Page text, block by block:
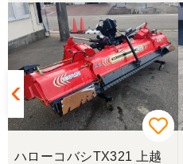
スタッフの鈴木さんが
対応頂きました。 あ
が、今後も農機具を買
ようと思います。
三重県／miraisann
写真と現物が違いすぎ
ハローコバシTX321 上越